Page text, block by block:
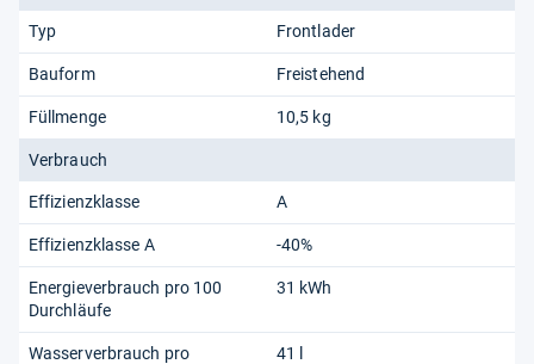
Typ Frontlader
Bauform Freistehend
Füllmenge 10,5 kg
Verbrauch
Effizienzklasse A
Effizienzklasse A -40%
Energieverbrauch pro 100
Durchläufe
31 kWh
Wasserverbrauch pro
41 l